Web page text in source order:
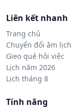
Liên kết nhanh
Trang chủ
Chuyển đổi âm lịch
Gieo quẻ hỏi việc
Lịch năm 2026
Lịch tháng 8
Tính năng